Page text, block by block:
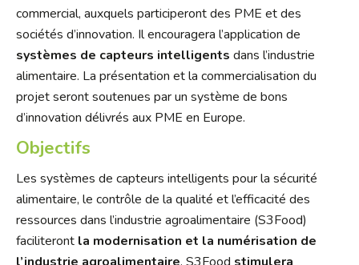
commercial, auxquels participeront des PME et des
sociétés d’innovation. Il encouragera l’application de
systèmes de capteurs intelligents dans l’industrie
alimentaire. La présentation et la commercialisation du
projet seront soutenues par un système de bons
d’innovation délivrés aux PME en Europe.
Objectifs
Les systèmes de capteurs intelligents pour la sécurité
alimentaire, le contrôle de la qualité et l’efficacité des
ressources dans l’industrie agroalimentaire (S3Food)
faciliteront la modernisation et la numérisation de